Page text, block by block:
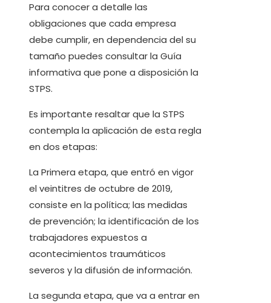
Para conocer a detalle las
obligaciones que cada empresa
debe cumplir, en dependencia del su
tamaño puedes consultar la Guía
informativa que pone a disposición la
STPS.
Es importante resaltar que la STPS
contempla la aplicación de esta regla
en dos etapas:
La Primera etapa, que entró en vigor
el veintitres de octubre de 2019,
consiste en la política; las medidas
de prevención; la identificación de los
trabajadores expuestos a
acontecimientos traumáticos
severos y la difusión de información.
La segunda etapa, que va a entrar en